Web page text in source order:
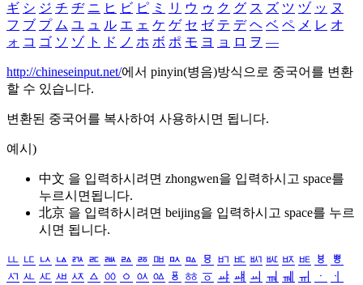
ギ シ ジ チ ヂ ニ ヒ ビ ピ ミ リ ウ ゥ ク グ ス ズ ツ ヅ ッ ヌ
フ ブ プ ム ユ ュ ル エ ェ ケ ゲ セ ゼ テ デ ヘ ベ ペ メ レ オ
ォ コ ゴ ソ ゾ ト ド ノ ホ ボ ポ モ ヨ ョ ロ ヲ ―
http://chineseinput.net/에서 pinyin(병음)방식으로 중국어를 변환
할 수 있습니다.
변환된 중국어를 복사하여 사용하시면 됩니다.
예시)
中文 을 입력하시려면 zhongwen을 입력하시고 space를
누르시면됩니다.
北京 을 입력하시려면 beijing을 입력하시고 space를 누르
시면 됩니다.
ㅥ ㅦ ㅧ ㅨ ㅩ ㅪ ㅫ ㅬ ㅭ ㅮ ㅯ ㅰ ㅱ ㅲ ㅳ ㅴ ㅵ ㅶ ㅷ ㅸ
ㅹ
ㅺ ㅻ ㅼ ㅽ ㅾ ㅿ ㆀ ㆁ ㆂ ㆃ ㆄ ㆅ ㆆ ㆇ ㆈ ㆉ ㆊ ㆋ ㆌ ㆍ
ㆎ